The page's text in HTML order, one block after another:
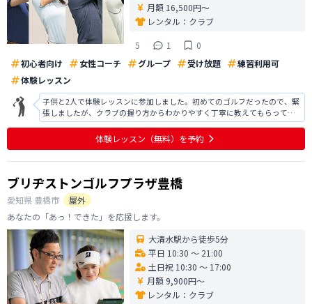
月額 16,500円〜
レンタル： クラブ
5
1
0
初心者向け
女性コーチ グループ 受け放題
練習利用可
体験レッスン
子供と2人で体験レッスンに参加しました。初めてのゴルフだったので、緊
張しましたが、クラブの握り方からわかりやすく丁寧に教えてもらって、
子供も楽しめたようです。自分の打ち方を撮影してもらって客観的に見る
事で、どこが間違っているのかを理解しやすくてよかったです。何より沢
山褒めてもらえてやる気になります！
体験レッスン （無料） を予約
ブリヂストンゴルフプラザ豊橋
愛知県 豊橋市
屋外
あなたの「あっ！できた」を応援します。
大清水駅から徒歩5分
平日 10:30 〜 21:00
土日祝 10:30 〜 17:00
月額 9,900円〜
レンタル： クラブ